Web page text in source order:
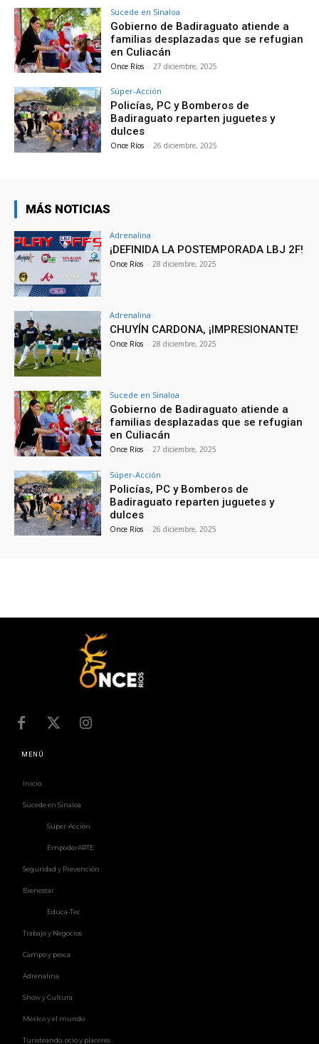
Sucede en Sinaloa
Gobierno de Badiraguato atiende a
familias desplazadas que se refugian
en Culiacán
Once Ríos - 27 diciembre, 2025
Súper-Acción
Policías, PC y Bomberos de
Badiraguato reparten juguetes y
dulces
Once Ríos - 26 diciembre, 2025
MÁS NOTICIAS
Adrenalina
¡DEFINIDA LA POSTEMPORADA LBJ 2F!
Once Ríos - 28 diciembre, 2025
Adrenalina
CHUYÍN CARDONA, ¡IMPRESIONANTE!
Once Ríos - 28 diciembre, 2025
Sucede en Sinaloa
Gobierno de Badiraguato atiende a
familias desplazadas que se refugian
en Culiacán
Once Ríos - 27 diciembre, 2025
Súper-Acción
Policías, PC y Bomberos de
Badiraguato reparten juguetes y
dulces
Once Ríos - 26 diciembre, 2025
MENÚ
Inicio
Sucede en Sinaloa
Súper-Acción
EmpoderARTE
Seguridad y Prevención
Bienestar
Educa-Tec
Trabajo y Negocios
Campo y pesca
Adrenalina
Show y Cultura
México y el mundo
Turisteando, ocio y placeres